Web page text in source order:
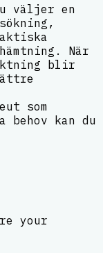
väljer en
När
blir
som
behov kan du
your